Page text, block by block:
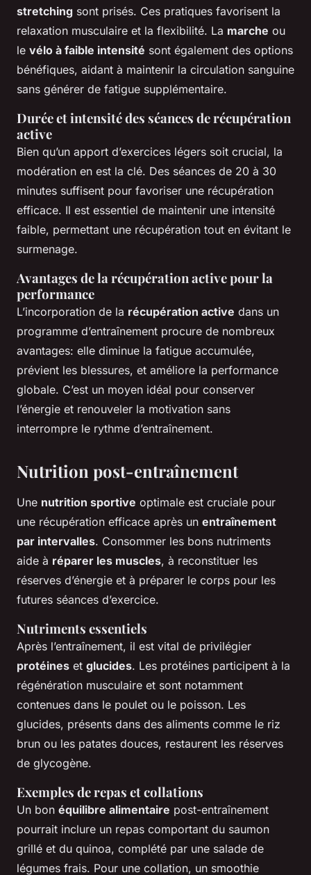
stretching sont prisés. Ces pratiques favorisent la
relaxation musculaire et la flexibilité. La marche ou
le vélo à faible intensité sont également des options
bénéfiques, aidant à maintenir la circulation sanguine
sans générer de fatigue supplémentaire.
Durée et intensité des séances de récupération
active
Bien qu’un apport d’exercices légers soit crucial, la
modération en est la clé. Des séances de 20 à 30
minutes suffisent pour favoriser une récupération
efficace. Il est essentiel de maintenir une intensité
faible, permettant une récupération tout en évitant le
surmenage.
Avantages de la récupération active pour la
performance
L’incorporation de la récupération active dans un
programme d’entraînement procure de nombreux
avantages: elle diminue la fatigue accumulée,
prévient les blessures, et améliore la performance
globale. C’est un moyen idéal pour conserver
l’énergie et renouveler la motivation sans
interrompre le rythme d’entraînement.
Nutrition post-entraînement
Une nutrition sportive optimale est cruciale pour
une récupération efficace après un entraînement
par intervalles. Consommer les bons nutriments
aide à réparer les muscles, à reconstituer les
réserves d’énergie et à préparer le corps pour les
futures séances d’exercice.
Nutriments essentiels
Après l’entraînement, il est vital de privilégier
protéines et glucides. Les protéines participent à la
régénération musculaire et sont notamment
contenues dans le poulet ou le poisson. Les
glucides, présents dans des aliments comme le riz
brun ou les patates douces, restaurent les réserves
de glycogène.
Exemples de repas et collations
Un bon équilibre alimentaire post-entraînement
pourrait inclure un repas comportant du saumon
grillé et du quinoa, complété par une salade de
légumes frais. Pour une collation, un smoothie